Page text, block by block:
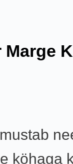
Marge
köhaga